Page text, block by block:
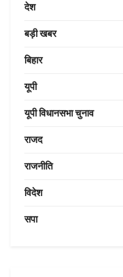
देश
बड़ी खबर
बिहार
यूपी
यूपी विधानसभा चुनाव
राजद
राजनीति
विदेश
सपा